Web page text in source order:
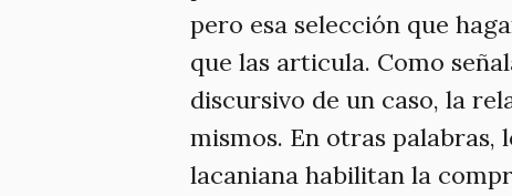
pero esa selección que
que las articula. Como
discursivo de un caso, la
mismos. En otras
lacaniana habilitan la